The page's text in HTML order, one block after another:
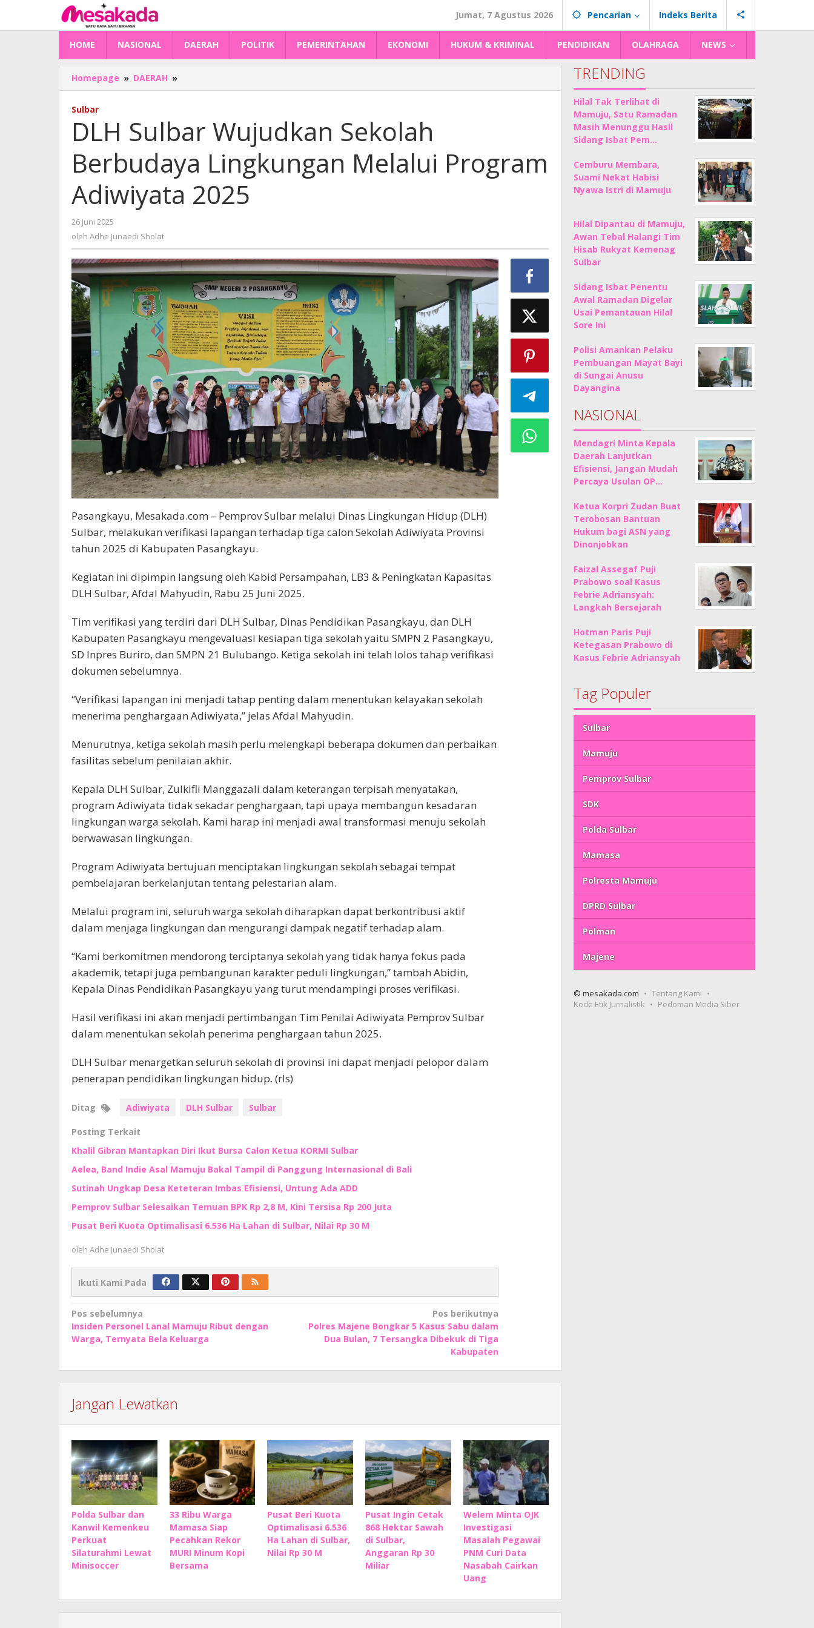
konten
Jumat, 7 Agustus 2026 Pencarian Indeks Berita
HOME NASIONAL DAERAH POLITIK PEMERINTAHAN EKONOMI HUKUM & KRIMINAL PENDIDIKAN OLAHRAGA NEWS
Homepage » DAERAH »
Sulbar
Berbudaya
Lingkungan
Melalui
Program
Adiwiyata
2025
Sulbar
DLH Sulbar Wujudkan Sekolah
Berbudaya Lingkungan Melalui Program
Adiwiyata 2025
26 Juni 2025
Adhe
oleh Adhe Junaedi Sholat
Pasangkayu, Mesakada.com – Pemprov Sulbar melalui Dinas Lingkungan Hidup (DLH)
Sulbar, melakukan verifikasi lapangan terhadap tiga calon Sekolah Adiwiyata Provinsi
tahun 2025 di Kabupaten Pasangkayu.
Kegiatan ini dipimpin langsung oleh Kabid Persampahan, LB3 & Peningkatan Kapasitas
DLH Sulbar, Afdal Mahyudin, Rabu 25 Juni 2025.
Tim verifikasi yang terdiri dari DLH Sulbar, Dinas Pendidikan Pasangkayu, dan DLH
Kabupaten Pasangkayu mengevaluasi kesiapan tiga sekolah yaitu SMPN 2 Pasangkayu,
SD Inpres Buriro, dan SMPN 21 Bulubango. Ketiga sekolah ini telah lolos tahap verifikasi
dokumen sebelumnya.
“Verifikasi lapangan ini menjadi tahap penting dalam menentukan kelayakan sekolah
menerima penghargaan Adiwiyata,” jelas Afdal Mahyudin.
Menurutnya, ketiga sekolah masih perlu melengkapi beberapa dokumen dan perbaikan
fasilitas sebelum penilaian akhir.
Kepala DLH Sulbar, Zulkifli Manggazali dalam keterangan terpisah menyatakan,
program Adiwiyata tidak sekadar penghargaan, tapi upaya membangun kesadaran
lingkungan warga sekolah. Kami harap ini menjadi awal transformasi menuju sekolah
berwawasan lingkungan.
Program Adiwiyata bertujuan menciptakan lingkungan sekolah sebagai tempat
pembelajaran berkelanjutan tentang pelestarian alam.
Melalui program ini, seluruh warga sekolah diharapkan dapat berkontribusi aktif
dalam menjaga lingkungan dan mengurangi dampak negatif terhadap alam.
“Kami berkomitmen mendorong terciptanya sekolah yang tidak hanya fokus pada
akademik, tetapi juga pembangunan karakter peduli lingkungan,” tambah Abidin,
Kepala Dinas Pendidikan Pasangkayu yang turut mendampingi proses verifikasi.
Hasil verifikasi ini akan menjadi pertimbangan Tim Penilai Adiwiyata Pemprov Sulbar
dalam menentukan sekolah penerima penghargaan tahun 2025.
DLH Sulbar menargetkan seluruh sekolah di provinsi ini dapat menjadi pelopor dalam
penerapan pendidikan lingkungan hidup. (rls)
Ditag Adiwiyata DLH Sulbar Sulbar
Posting Terkait
Khalil Gibran Mantapkan Diri Ikut Bursa Calon Ketua KORMI Sulbar
Aelea, Band Indie Asal Mamuju Bakal Tampil di Panggung Internasional di Bali
Sutinah Ungkap Desa Keteteran Imbas Efisiensi, Untung Ada ADD
Pemprov Sulbar Selesaikan Temuan BPK Rp 2,8 M, Kini Tersisa Rp 200 Juta
Pusat Beri Kuota Optimalisasi 6.536 Ha Lahan di Sulbar, Nilai Rp 30 M
oleh Adhe Junaedi Sholat
Ikuti Kami Pada
Navigasi
pos
Pos sebelumnya
Insiden Personel Lanal Mamuju Ribut dengan
Warga, Ternyata Bela Keluarga
Pos berikutnya
Polres Majene Bongkar 5 Kasus Sabu dalam
Dua Bulan, 7 Tersangka Dibekuk di Tiga
Kabupaten
Jangan Lewatkan
Polda Sulbar dan
Kanwil Kemenkeu
Perkuat
Silaturahmi Lewat
Minisoccer
33 Ribu Warga
Mamasa Siap
Pecahkan Rekor
MURI Minum Kopi
Bersama
Pusat Beri Kuota
Optimalisasi 6.536
Ha Lahan di Sulbar,
Nilai Rp 30 M
Pusat Ingin Cetak
868 Hektar Sawah
di Sulbar,
Anggaran Rp 30
Miliar
Welem Minta OJK
Investigasi
Masalah Pegawai
PNM Curi Data
Nasabah Cairkan
Uang
TRENDING
Hilal Tak Terlihat di
Mamuju, Satu Ramadan
Masih Menunggu Hasil
Sidang Isbat Pem…
Cemburu Membara,
Suami Nekat Habisi
Nyawa Istri di Mamuju
Hilal Dipantau di Mamuju,
Awan Tebal Halangi Tim
Hisab Rukyat Kemenag
Sulbar
Sidang Isbat Penentu
Awal Ramadan Digelar
Usai Pemantauan Hilal
Sore Ini
Polisi Amankan Pelaku
Pembuangan Mayat Bayi
di Sungai Anusu
Dayangina
NASIONAL
Mendagri Minta Kepala
Daerah Lanjutkan
Efisiensi, Jangan Mudah
Percaya Usulan OP…
Ketua Korpri Zudan Buat
Terobosan Bantuan
Hukum bagi ASN yang
Dinonjobkan
Faizal Assegaf Puji
Prabowo soal Kasus
Febrie Adriansyah:
Langkah Bersejarah
Hotman Paris Puji
Ketegasan Prabowo di
Kasus Febrie Adriansyah
Tag Populer
Sulbar
Mamuju
Pemprov Sulbar
SDK
Polda Sulbar
Mamasa
Polresta Mamuju
DPRD Sulbar
Polman
Majene
© mesakada.com
Tentang Kami
Kode Etik Jurnalistik
Pedoman Media Siber